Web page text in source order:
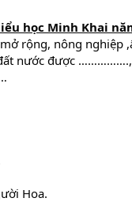
học Minh Khai
rộng, nông nghiệp
đất nước được
Hoa.